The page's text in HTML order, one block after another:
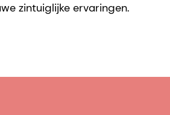
zintuiglijke ervaringen.